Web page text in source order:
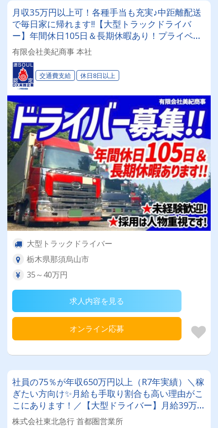
月収35万円以上可！各種手当も充実♪中距離配送
で毎日家に帰れます!!【大型トラックドライバ
ー】年間休日105日＆長期休暇あり！プライベー
トを重視したい方必見★
有限会社美紀商事 本社
交通費支給 休日8日以上
大型トラックドライバー
栃木県那須烏山市
35～40万円
求人内容を見る
オンライン応募
社員の75％が年収650万円以上（R7年実績）＼稼
ぎたい方向け✨月給も手取り割合も高い理由がこ
こにあります！／【大型ドライバー】月給39万～
57万円！未経験者歓迎、普通免許さえあれば応募
株式会社東北急行 首都圏営業所